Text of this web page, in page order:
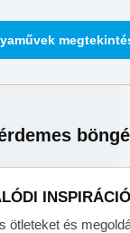
ötleteket és